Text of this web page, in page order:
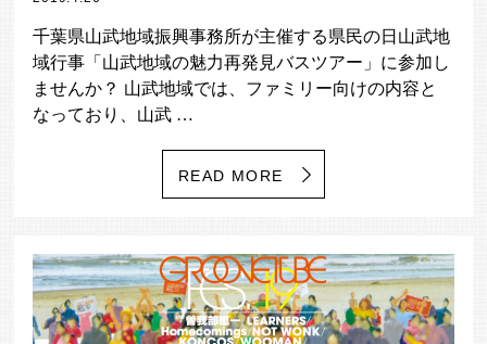
千葉県山武地域振興事務所が主催する県民の日山武地
域行事「山武地域の魅力再発見バスツアー」に参加し
ませんか？ 山武地域では、ファミリー向けの内容と
なっており、山武 …
READ MORE